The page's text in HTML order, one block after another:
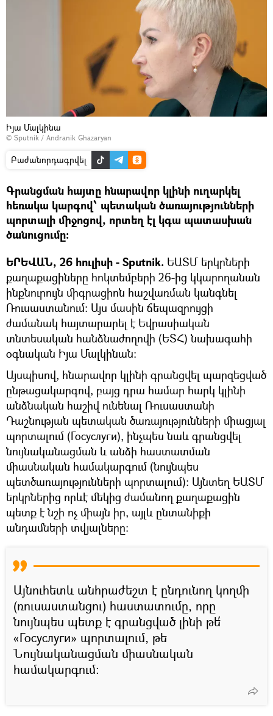
Իյա Մալկինա
© Sputnik / Andranik Ghazaryan
Բաժանորդագրվել
Գրանցման հայտը հնարավոր կլինի ուղարկել
հեռակա կարգով՝ պետական ծառայությունների
պորտալի միջոցով, որտեղ էլ կգա պատասխան
ծանուցումը:
ԵՐԵՎԱՆ, 26 հուլիսի - Sputnik. ԵԱՏՄ երկրների
քաղաքացիները հոկտեմբերի 26-ից կկարողանան
ինքնուրույն միգրացիոն հաշվառման կանգնել
Ռուսաստանում։ Այս մասին ճեպազրույցի
ժամանակ հայտարարել է Եվրասիական
տնտեսական հանձնաժողովի (ԵՏՀ) նախագահի
օգնական Իյա Մալկինան։
Այսպիսով, հնարավոր կլինի գրանցվել պարզեցված
ընթացակարգով, բայց դրա համար հարկ կլինի
անձնական հաշիվ ունենալ Ռուսաստանի
Դաշնության պետական ծառայությունների միացյալ
պորտալում (Госуслуги), ինչպես նաև գրանցվել
նույնականացման և անձի հաստատման
միասնական համակարգում (նույնպես
պետծառայությունների պորտալում): Այնտեղ ԵԱՏՄ
երկրներից որևէ մեկից ժամանող քաղաքացին
պետք է նշի ոչ միայն իր, այլև ընտանիքի
անդամների տվյալները։
Այնուհետև անհրաժեշտ է ընդունող կողմի
(ռուսաստանցու) հաստատումը, որը
նույնպես պետք է գրանցված լինի թե՛
«Госуслуги» պորտալում, թե
Նույնականացման միասնական
համակարգում։